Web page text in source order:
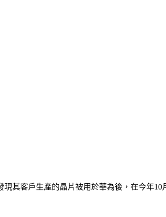
其客戶生產的晶片被用於華為後，在今年